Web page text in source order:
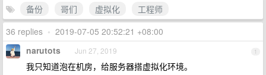
备份
哥们 虚拟化
工程师
36 replies • 2019-07-05 20:52:21 +08:00
1
narutots Jun 27, 2019
我只知道泡在机房，给服务器搭虚拟化环境。